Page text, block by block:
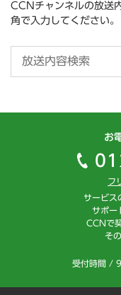
CCNチャンネルの放送
角で入力してください。
お
フ
サービス
サポー
CCNで
そ
受付時間 /